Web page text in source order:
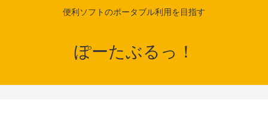
便利ソフトのポータブル利用を目指す
ぽーたぶるっ！